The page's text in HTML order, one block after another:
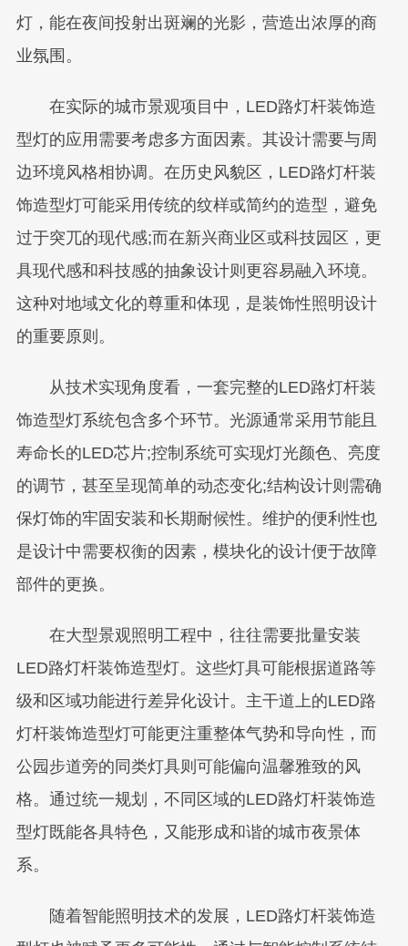
灯，能在夜间投射出斑斓的光影，营造出浓厚的商
业氛围。
在实际的城市景观项目中，LED路灯杆装饰造
型灯的应用需要考虑多方面因素。其设计需要与周
边环境风格相协调。在历史风貌区，LED路灯杆装
饰造型灯可能采用传统的纹样或简约的造型，避免
过于突兀的现代感;而在新兴商业区或科技园区，更
具现代感和科技感的抽象设计则更容易融入环境。
这种对地域文化的尊重和体现，是装饰性照明设计
的重要原则。
从技术实现角度看，一套完整的LED路灯杆装
饰造型灯系统包含多个环节。光源通常采用节能且
寿命长的LED芯片;控制系统可实现灯光颜色、亮度
的调节，甚至呈现简单的动态变化;结构设计则需确
保灯饰的牢固安装和长期耐候性。维护的便利性也
是设计中需要权衡的因素，模块化的设计便于故障
部件的更换。
在大型景观照明工程中，往往需要批量安装
LED路灯杆装饰造型灯。这些灯具可能根据道路等
级和区域功能进行差异化设计。主干道上的LED路
灯杆装饰造型灯可能更注重整体气势和导向性，而
公园步道旁的同类灯具则可能偏向温馨雅致的风
格。通过统一规划，不同区域的LED路灯杆装饰造
型灯既能各具特色，又能形成和谐的城市夜景体
系。
随着智能照明技术的发展，LED路灯杆装饰造